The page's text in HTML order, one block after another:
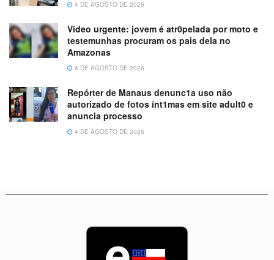
4 DE AGOSTO DE 2026
Vídeo urgente: jovem é atr0pelada por moto e
testemunhas procuram os pais dela no
Amazonas
6 DE AGOSTO DE 2026
Repórter de Manaus denunc1a uso não
autorizado de fotos ínt1mas em site adult0 e
anuncia processo
4 DE AGOSTO DE 2026